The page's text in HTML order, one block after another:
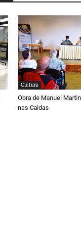
Cultura
Obra de Manuel
nas Caldas